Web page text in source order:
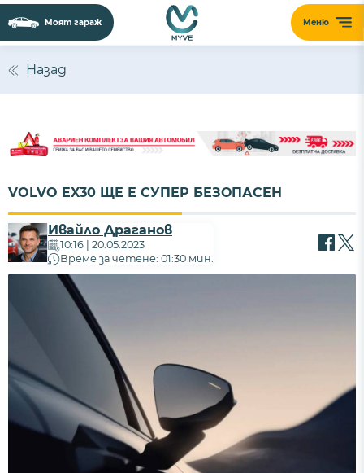
Меню
Моят гараж
Назад
VOLVO EX30 ЩЕ Е СУПЕР БЕЗОПАСЕН
Ивайло Драганов
10:16 | 20.05.2023
Време за четене: 01:30 мин.